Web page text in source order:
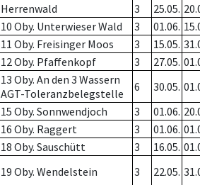
Herrenwald 3 25.05.
10 Oby. Unterwieser Wald 3 01.06.
11 Oby. Freisinger Moos 3 15.05.
12 Oby. Pfaffenkopf 3 27.05.
13 Oby. An den 3 Wassern
AGT-Toleranzbelegstelle
6 30.05.
15 Oby. Sonnwendjoch 3 01.06.
16 Oby. Raggert 3 01.06.
18 Oby. Sauschütt 3 16.05.
19 Oby. Wendelstein 3 22.05.